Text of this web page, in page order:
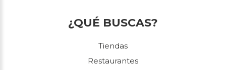
¿QUÉ BUSCAS?
Tiendas
Restaurantes